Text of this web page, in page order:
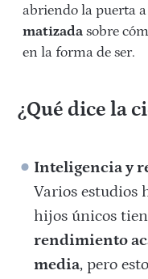
abriendo la puerta a
matizada sobre
en la forma de ser.
¿Qué dice la
Inteligencia y
Varios estudios
hijos únicos
rendimiento
media, pero